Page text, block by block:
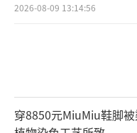
2026-08-09 13:14:56
穿8850元MiuMiu鞋脚